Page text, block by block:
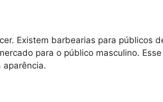
Existem barbearias para públicos
para o público masculino.
aparência.